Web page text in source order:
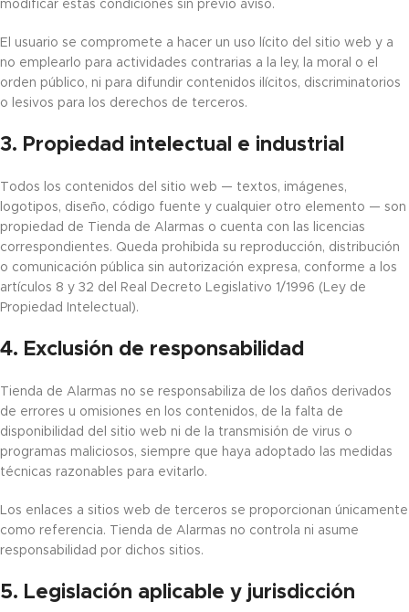
modificar estas condiciones sin previo aviso.
El usuario se compromete a hacer un uso lícito del sitio web y a
no emplearlo para actividades contrarias a la ley, la moral o el
orden público, ni para difundir contenidos ilícitos, discriminatorios
o lesivos para los derechos de terceros.
3. Propiedad intelectual e industrial
Todos los contenidos del sitio web — textos, imágenes,
logotipos, diseño, código fuente y cualquier otro elemento — son
propiedad de Tienda de Alarmas o cuenta con las licencias
correspondientes. Queda prohibida su reproducción, distribución
o comunicación pública sin autorización expresa, conforme a los
artículos 8 y 32 del Real Decreto Legislativo 1/1996 (Ley de
Propiedad Intelectual).
4. Exclusión de responsabilidad
Tienda de Alarmas no se responsabiliza de los daños derivados
de errores u omisiones en los contenidos, de la falta de
disponibilidad del sitio web ni de la transmisión de virus o
programas maliciosos, siempre que haya adoptado las medidas
técnicas razonables para evitarlo.
Los enlaces a sitios web de terceros se proporcionan únicamente
como referencia. Tienda de Alarmas no controla ni asume
responsabilidad por dichos sitios.
5. Legislación aplicable y jurisdicción